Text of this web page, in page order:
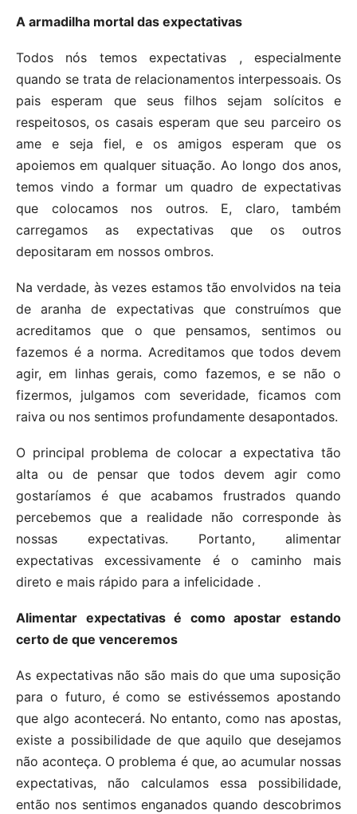
A armadilha mortal das expectativas
Todos nós temos expectativas , especialmente
quando se trata de relacionamentos interpessoais. Os
pais esperam que seus filhos sejam solícitos e
respeitosos, os casais esperam que seu parceiro os
ame e seja fiel, e os amigos esperam que os
apoiemos em qualquer situação. Ao longo dos anos,
temos vindo a formar um quadro de expectativas
que colocamos nos outros. E, claro, também
carregamos as expectativas que os outros
depositaram em nossos ombros.
Na verdade, às vezes estamos tão envolvidos na teia
de aranha de expectativas que construímos que
acreditamos que o que pensamos, sentimos ou
fazemos é a norma. Acreditamos que todos devem
agir, em linhas gerais, como fazemos, e se não o
fizermos, julgamos com severidade, ficamos com
raiva ou nos sentimos profundamente desapontados.
O principal problema de colocar a expectativa tão
alta ou de pensar que todos devem agir como
gostaríamos é que acabamos frustrados quando
percebemos que a realidade não corresponde às
nossas expectativas. Portanto, alimentar
expectativas excessivamente é o caminho mais
direto e mais rápido para a infelicidade .
Alimentar expectativas é como apostar estando
certo de que venceremos
As expectativas não são mais do que uma suposição
para o futuro, é como se estivéssemos apostando
que algo acontecerá. No entanto, como nas apostas,
existe a possibilidade de que aquilo que desejamos
não aconteça. O problema é que, ao acumular nossas
expectativas, não calculamos essa possibilidade,
então nos sentimos enganados quando descobrimos